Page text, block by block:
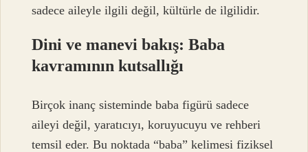
sadece aileyle ilgili değil, kültürle de ilgilidir.
Dini ve manevi bakış: Baba
kavramının kutsallığı
Birçok inanç sisteminde baba figürü sadece
aileyi değil, yaratıcıyı, koruyucuyu ve rehberi
temsil eder. Bu noktada “baba” kelimesi fiziksel